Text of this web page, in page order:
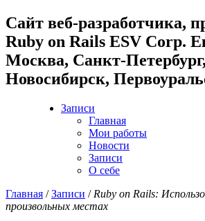
Cайт веб-разработчика,
Ruby on Rails ESV Corp.
Москва, Санкт-Петербург,
Новосибирск,
Записи
Главная
Мои работы
Новости
Записи
О себе
Главная /Записи / Ruby on Rails:
произвольных местах